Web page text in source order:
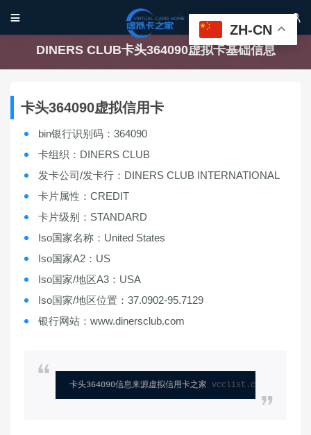
 
DINERS CLUB卡头364090虚拟卡基础信息
卡头364090虚拟信用卡
bin银行识别码：364090
卡组织：DINERS CLUB
发卡公司/发卡行：DINERS CLUB INTERNATIONAL
卡片属性：CREDIT
卡片级别：STANDARD
Iso国家名称：United States
Iso国家A2：US
Iso国家/地区A3：USA
Iso国家/地区位置：37.0902-95.7129
银行网站：www.dinersclub.com
卡头364090信息来源虚拟信用卡之家 vcclist.com
ZH-CN